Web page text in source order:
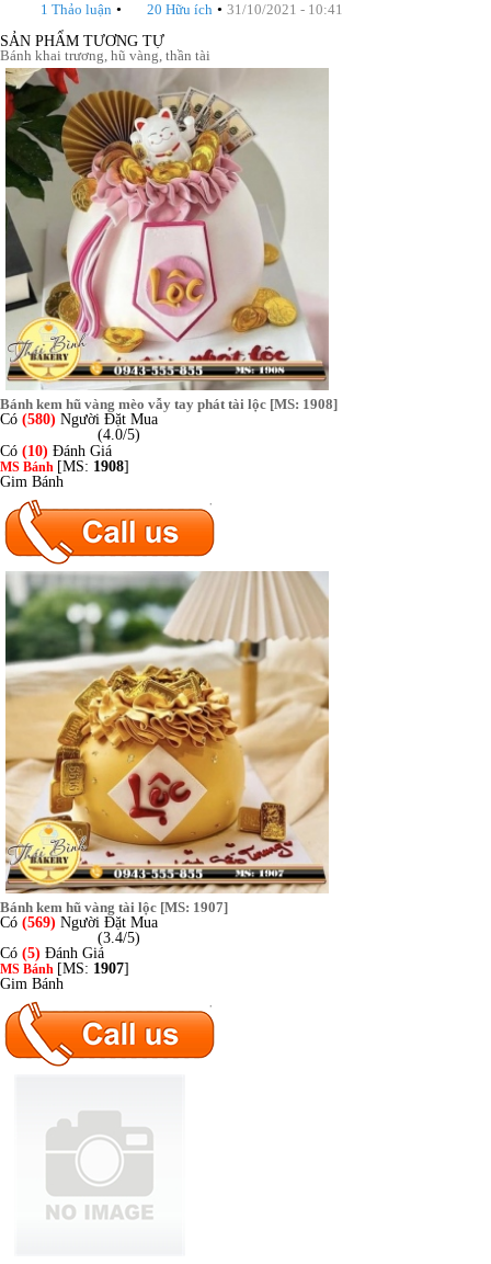
1 Thảo luận • 20 Hữu ích • 31/10/2021 - 10:41
SẢN PHẨM TƯƠNG TỰ
Bánh khai trương, hũ vàng, thần tài
Bánh kem hũ vàng mèo vẫy tay phát tài lộc [MS: 1908]
Có (580) Người Đặt Mua
(4.0/5)
Có (10) Đánh Giá
MS Bánh [MS: 1908]
Gim Bánh
Bánh kem hũ vàng tài lộc [MS: 1907]
Có (569) Người Đặt Mua
(3.4/5)
Có (5) Đánh Giá
MS Bánh [MS: 1907]
Gim Bánh